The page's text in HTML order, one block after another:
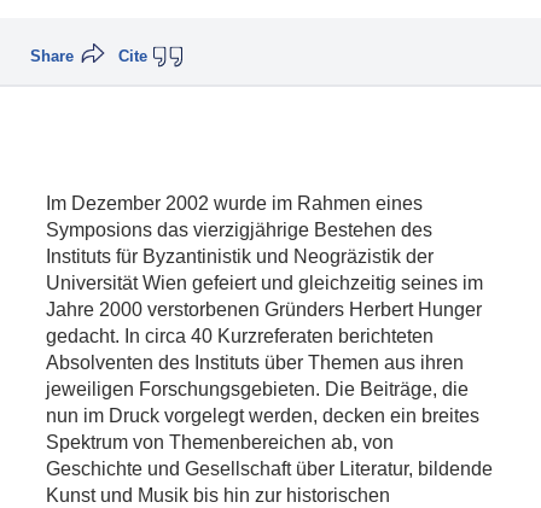
Cite
Share
Im Dezember 2002 wurde im Rahmen eines
Symposions das vierzigjährige Bestehen des
Instituts für Byzantinistik und Neogräzistik der
Universität Wien gefeiert und gleichzeitig seines im
Jahre 2000 verstorbenen Gründers Herbert Hunger
gedacht. In circa 40 Kurzreferaten berichteten
Absolventen des Instituts über Themen aus ihren
jeweiligen Forschungsgebieten. Die Beiträge, die
nun im Druck vorgelegt werden, decken ein breites
Spektrum von Themenbereichen ab, von
Geschichte und Gesellschaft über Literatur, bildende
Kunst und Musik bis hin zur historischen